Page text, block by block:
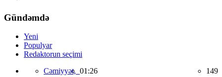
Gündəmdə
Yeni
Populyar
Redaktorun seçimi
Cəmiyyət, 01:26 149